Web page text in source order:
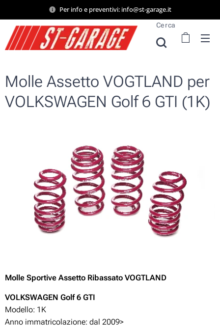
Per info e preventivi: info@st-garage.it
Cerca
Molle Assetto VOGTLAND per
VOLKSWAGEN Golf 6 GTI (1K)
Molle Sportive Assetto Ribassato VOGTLAND
VOLKSWAGEN Golf 6 GTI
Modello: 1K
Anno immatricolazione: dal 2009>